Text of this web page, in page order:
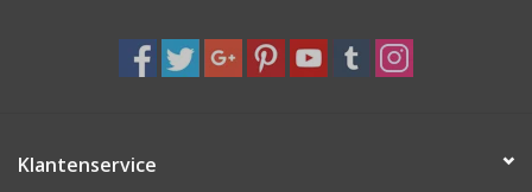
Speelgoed & hobby
Klantenservice